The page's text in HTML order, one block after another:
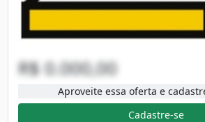
R$ 0.000,00
Aproveite essa oferta e
Cadastre-se